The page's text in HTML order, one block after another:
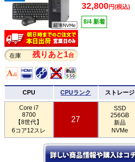
在庫 残りあと1台
32,800円(税込)
8/4 新着
CPU CPUランク ストレージ
Core i7
8700
【8世代】
6コア12スレ
27
SSD
256GB
新品
NVMe